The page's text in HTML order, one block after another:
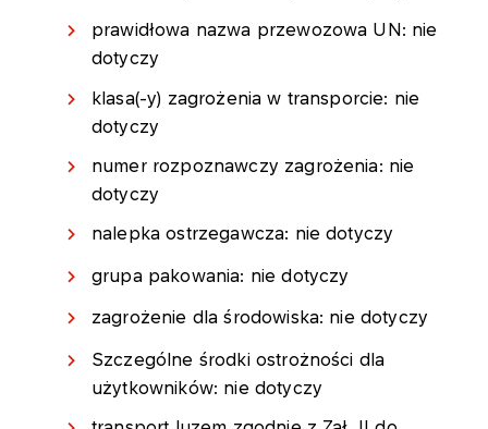
prawidłowa nazwa przewozowa UN: nie
dotyczy
klasa(-y) zagrożenia w transporcie: nie
dotyczy
numer rozpoznawczy zagrożenia: nie
dotyczy
nalepka ostrzegawcza: nie dotyczy
grupa pakowania: nie dotyczy
zagrożenie dla środowiska: nie dotyczy
Szczególne środki ostrożności dla
użytkowników: nie dotyczy